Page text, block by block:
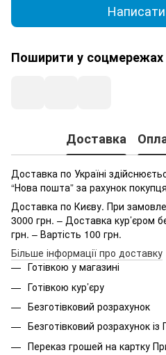
Написати
Поширити у соцмережах
Доставка
Доставка по Україні
“Нова пошта” за рахунок
Доставка по Києву. При
3000 грн. – Доставка кур’єром
грн. – Вартість 100 грн.
Більше інформації про доставку
Готівкою у магазині
Готівкою кур’єру
Безготівковий розрахунок
Безготівковий розрахунок
Переказ грошей на картку